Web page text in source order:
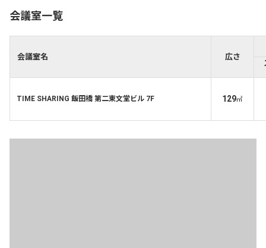
会議室一覧
会議室名 広さ
TIME SHARING 飯田橋 第二東文堂ビル 7F 129㎡